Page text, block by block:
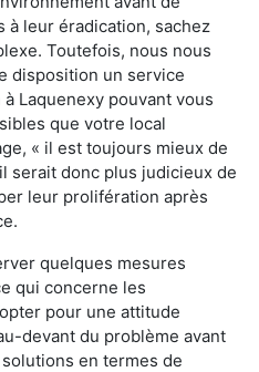
à leur éradication, sachez
Toutefois, nous nous
disposition un service
Laquenexy pouvant vous
que votre local
« il est toujours mieux de
serait donc plus judicieux de
leur prolifération après
quelques mesures
qui concerne les
pour une attitude
devant du problème avant
en termes de